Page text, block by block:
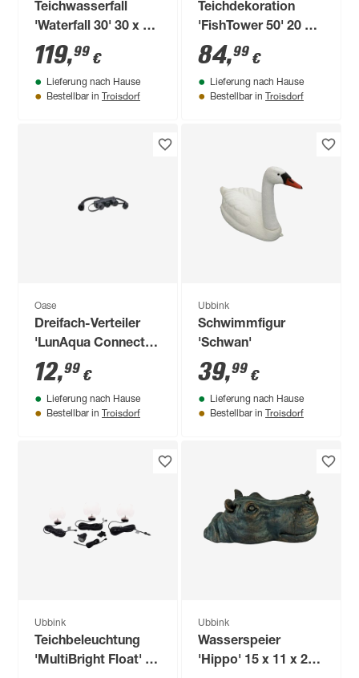
Teichwasserfall
'Waterfall 30' 30 x 14
x 10 cm
119,99 €
Lieferung nach Hause
Bestellbar in Troisdorf
Teichdekoration
'FishTower 50' 20 x
29 x 70 cm
84,99 €
Lieferung nach Hause
Bestellbar in Troisdorf
Oase
Dreifach-Verteiler
'LunAqua Connect'
warmweiß
12,99 €
Lieferung nach Hause
Bestellbar in Troisdorf
Ubbink
Schwimmfigur
'Schwan'
39,99 €
Lieferung nach Hause
Bestellbar in Troisdorf
Ubbink
Teichbeleuchtung
'MultiBright Float' 3
Ubbink
Wasserspeier
'Hippo' 15 x 11 x 28